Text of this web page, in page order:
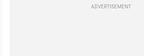
ADVERTISEMENT